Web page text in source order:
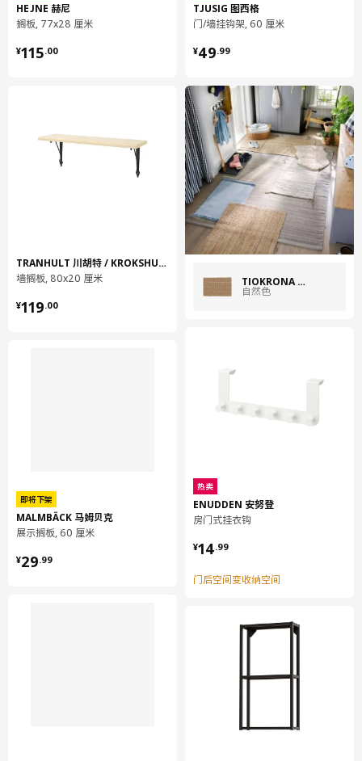
包装数量
长度
68 厘米
0.84 公斤
2.7 公升
1.01 公斤
13 厘米
用干净布块擦干
环境和材料
组装说明和文件
组装手册
KARTOTEK 卡特迪 5钩挂杆
胀螺拴套件，它们适用于由木头、灰泥、混凝土和砖打造的墙壁。
用、美观而且可再生。宜家致力于巧妙、高效地利用这种原材料，
HEJNE 赫尼
搁板, 77x28 厘米
¥115.00
¥ 115.00
TRANHULT 川胡特 / KROKSHULT 克洛斯
墙搁板, 80x20 厘米
¥119.00
¥ 119.00
即将下架
MALMBÄCK 马姆贝克
展示搁板, 60 厘米
¥29.99
¥ 29.99
TJUSIG 图西格
门/墙挂钩架, 60 厘米
¥49.99
¥ 49.99
TIOKRONA 提欧克纳
自然色
热卖
ENUDDEN 安努登
房门式挂衣钩
¥14.99
¥ 14.99
门后空间变收纳空间